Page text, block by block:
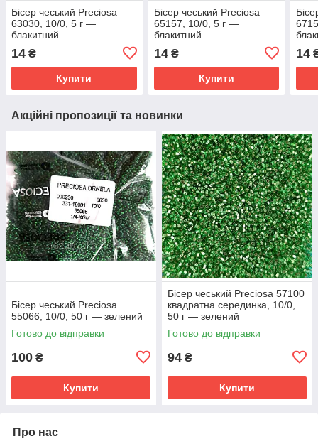
Бісер чеський Preciosa
63030, 10/0, 5 г —
блакитний
14 ₴
Купити
Бісер чеський Preciosa
65157, 10/0, 5 г —
блакитний
14₴
Купити
14
Акційні пропозиції та новинки
Бісер чеський Preciosa
55066, 10/0, 50 г — зелений
Готово до відправки
100 ₴
Купити
Бісер чеський Preciosa 57100
квадратна серединка, 10/0,
50 г — зелений
Готово до відправки
94 ₴
Купити
Про нас